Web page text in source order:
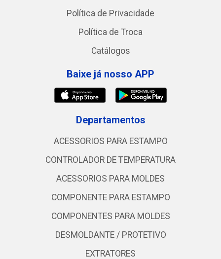
Política de Privacidade
Política de Troca
Catálogos
Baixe já nosso APP
Departamentos
ACESSORIOS PARA ESTAMPO
CONTROLADOR DE TEMPERATURA
ACESSORIOS PARA MOLDES
COMPONENTE PARA ESTAMPO
COMPONENTES PARA MOLDES
DESMOLDANTE / PROTETIVO
EXTRATORES